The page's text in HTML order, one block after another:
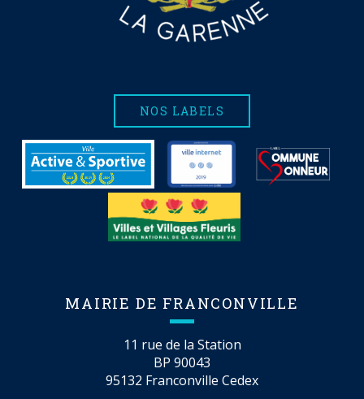
NOS LABELS
MAIRIE DE FRANCONVILLE
11 rue de la Station
BP 90043
95132 Franconville Cedex